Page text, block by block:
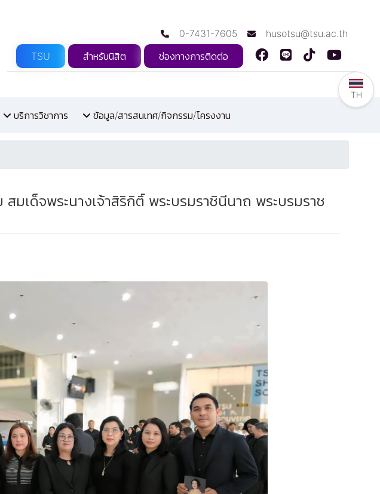
0-7431-7605
husotsu@tsu.ac.th
TSU
สำหรับนิสิต ช่องทางการติดต่อ
บริการวิชาการ ข้อมูล/สารสนเทศ/กิจกรรม/โครงงาน
เด็จพระนางเจ้าสิริกิติ์ พระบรมราชินีนาถ พระบรมราช
TH